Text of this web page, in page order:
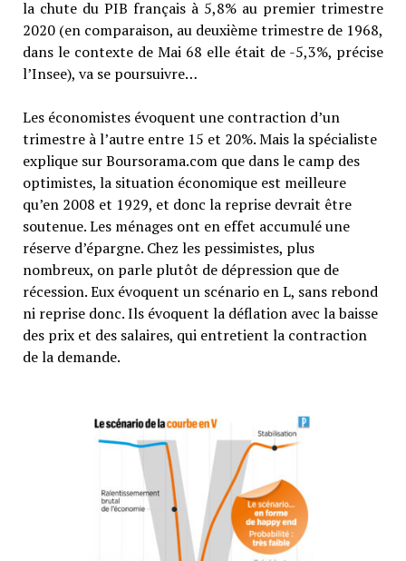
la chute du PIB français à 5,8% au premier trimestre
2020 (en comparaison, au deuxième trimestre de 1968,
dans le contexte de Mai 68 elle était de -5,3%, précise
l’Insee), va se poursuivre…
Les économistes évoquent une contraction d’un
trimestre à l’autre entre 15 et 20%. Mais la spécialiste
explique sur Boursorama.com que dans le camp des
optimistes, la situation économique est meilleure
qu’en 2008 et 1929, et donc la reprise devrait être
soutenue. Les ménages ont en effet accumulé une
réserve d’épargne. Chez les pessimistes, plus
nombreux, on parle plutôt de dépression que de
récession. Eux évoquent un scénario en L, sans rebond
ni reprise donc. Ils évoquent la déflation avec la baisse
des prix et des salaires, qui entretient la contraction
de la demande.